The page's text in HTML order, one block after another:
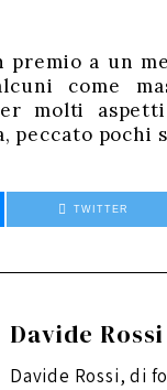
premio a un
come
molti
pochi
TWITTER
Davide Rossi
Davide Rossi, di